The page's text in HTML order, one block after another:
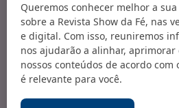
Queremos conhecer melhor a
sobre a Revista Show da Fé, nas
e digital. Com isso, reuniremos
nos ajudarão a alinhar,
nossos conteúdos de acordo
é relevante para você.